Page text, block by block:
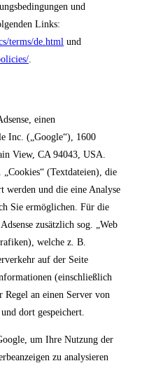
und
Links:
terms/de.html und
einen
Inc. („Google“), 1600
View, CA 94043, USA.
„Cookies“ (Textdateien), die
werden und die eine Analyse
Sie ermöglichen. Für die
zusätzlich sog. „Web
welche z. B.
auf der Seite
(einschließlich
an einen Server von
dort gespeichert.
um Ihre Nutzung der
zu analysieren